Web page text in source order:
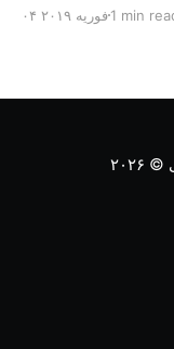
در این کنفرانس
۰۴ فوریه ۲۰۱۹1 min
© ۲۰۲۶